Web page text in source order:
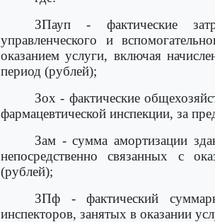
ЗПауп - фактические
управленческого и
оказанием услуги, включая
период (рублей);
Зох - фактические
фармацевтической инспекции, за
Зам - сумма амортизации
непосредственно связанных с
(рублей);
ЗПф - фактический
инспекторов, занятых в оказании